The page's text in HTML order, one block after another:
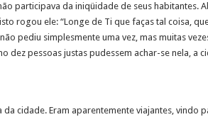
participava da iniqüidade de seus habitantes.
rogou ele: “Longe de Ti que faças tal coisa,
pediu simplesmente uma vez, mas muitas
dez pessoas justas pudessem achar-se nela, a
cidade. Eram aparentemente viajantes, vindo